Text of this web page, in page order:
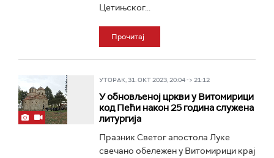
Цетињског...
Прочитај
УТОРАК, 31. ОКТ 2023, 20:04 -> 21:12
У обновљеној цркви у Витомирици
код Пећи након 25 година служена
литургија
Празник Светог апостола Луке
свечано обележен у Витомирици крај